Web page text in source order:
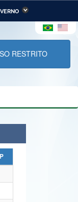
RESTRITO